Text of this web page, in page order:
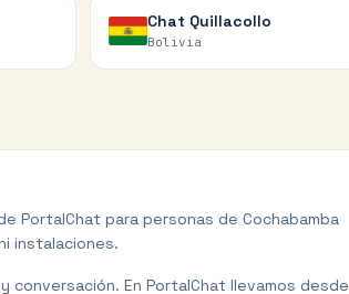
Chat Quillacollo
Bolivia
PortalChat para personas de Cochabamba
instalaciones.
conversación. En PortalChat llevamos desde